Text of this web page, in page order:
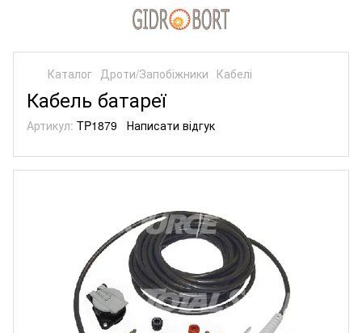
Каталог Дроти/Запобіжники Кабелі
Кабель батареї
Артикул: TP1879 Написати відгук